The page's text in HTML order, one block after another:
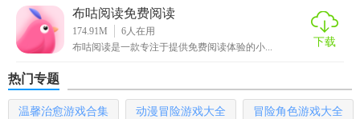
3. 分类清晰：按类别、作者、热门榜单等分类展示。
4. 互动社区：用户可以在社区内交流读书心得，参与讨论。
布咕阅读app免费下载玩法
1. 探索发现：通过分类、榜单、搜索等方式发现感兴趣的内
布咕阅读免费阅读
174.91M 6人在用
布咕阅读是一款专注于提供免费阅读体验的小...
下载
热门专题
温馨治愈游戏合集 动漫冒险游戏大全 冒险角色游戏大全